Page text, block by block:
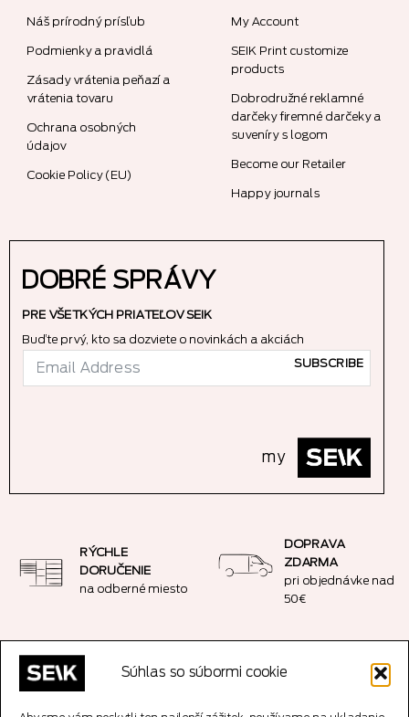
Súhlas so súbormi cookie
Náš prírodný prísľub
Podmienky a pravidlá
Zásady vrátenia peňazí a
vrátenia tovaru
Ochrana osobných
údajov
Cookie Policy (EU)
My Account
SEIK Print customize
products
Dobrodružné reklamné
darčeky firemné darčeky a
suveníry s logom
Become our Retailer
Happy journals
DOBRÉ SPRÁVY
PRE VŠETKÝCH PRIATEĽOV SEIK
Buďte prvý, kto sa dozviete o novinkách a akciách
SUBSCRIBE
my
RÝCHLE
DORUČENIE
na odberné miesto
DOPRAVA
ZDARMA
pri objednávke nad
50€
BEZPEČNÝ NÁKUP
SSL šifrované
VRÁTENIE